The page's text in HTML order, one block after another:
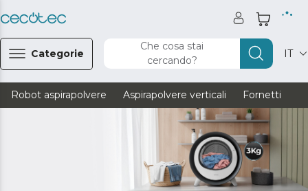
Categorie
Che cosa stai
cercando?
IT
Robot aspirapolvere Aspirapolvere verticali Fornetti